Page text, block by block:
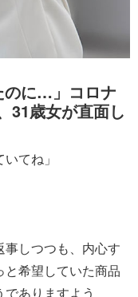
のに…」コロナ
31歳女が直面し
てね」
しつつも、内心す
希望していた商品
ありますよう